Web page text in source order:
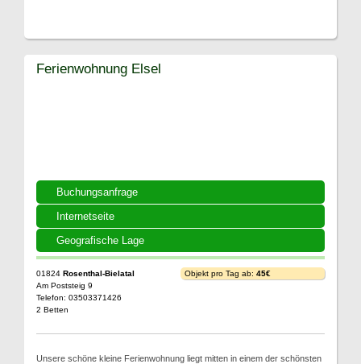
Buchungsanfrage
Internetseite
Geografische Lage
Ferienwohnung Elsel
01824 Rosenthal-Bielatal
Am Poststeig 9
Telefon: 03503371426
2 Betten
Objekt pro Tag ab: 45€
Unsere schöne kleine Ferienwohnung liegt mitten in einem der schönsten